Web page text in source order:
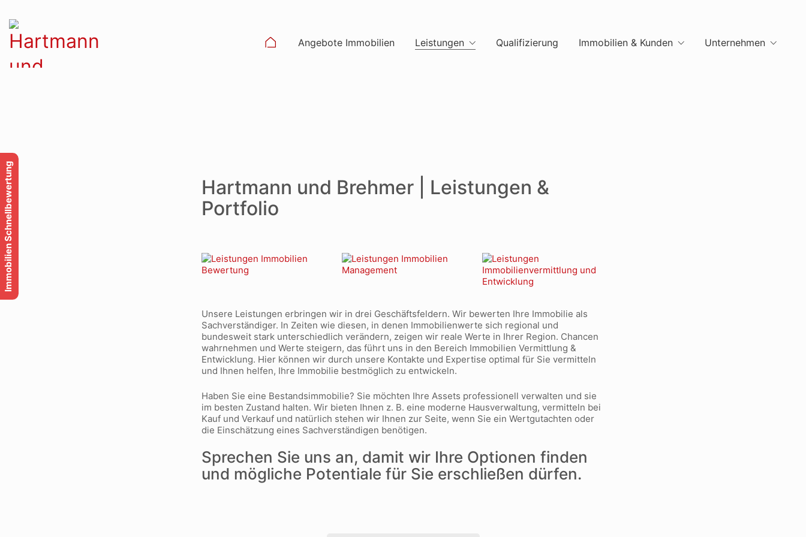
Angebote Immobilien Leistungen Qualifizierung Immobilien & Kunden Unternehmen
Hartmann und Brehmer | Leistungen &
Portfolio
Unsere Leistungen erbringen wir in drei Geschäftsfeldern. Wir bewerten Ihre Immobilie als
Sachverständiger. In Zeiten wie diesen, in denen Immobilienwerte sich regional und
bundesweit stark unterschiedlich verändern, zeigen wir reale Werte in Ihrer Region. Chancen
wahrnehmen und Werte steigern, das führt uns in den Bereich Immobilien Vermittlung &
Entwicklung. Hier können wir durch unsere Kontakte und Expertise optimal für Sie vermitteln
und Ihnen helfen, Ihre Immobilie bestmöglich zu entwickeln.
Haben Sie eine Bestandsimmobilie? Sie möchten Ihre Assets professionell verwalten und sie
im besten Zustand halten. Wir bieten Ihnen z. B. eine moderne Hausverwaltung, vermitteln bei
Kauf und Verkauf und natürlich stehen wir Ihnen zur Seite, wenn Sie ein Wertgutachten oder
die Einschätzung eines Sachverständigen benötigen.
Sprechen Sie uns an, damit wir Ihre Optionen finden
und mögliche Potentiale für Sie erschließen dürfen.
Immobilien Schnellbewertung